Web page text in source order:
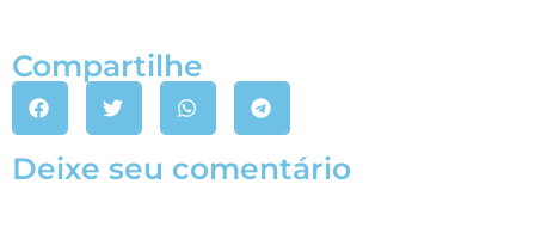
Compartilhe
Deixe seu comentário